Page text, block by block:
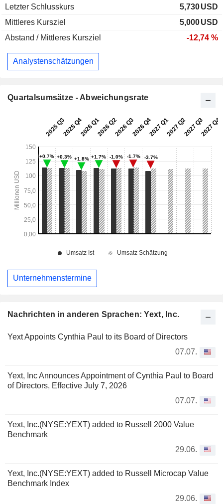
Nachrichten in anderen Sprachen: Yext, Inc.
Yext Appoints Cynthia Paul to its Board of Directors
07.07.
Yext, Inc Announces Appointment of Cynthia Paul to Board
of Directors, Effective July 7, 2026
07.07.
Yext, Inc.(NYSE:YEXT) added to Russell 2000 Value
Benchmark
29.06.
Yext, Inc.(NYSE:YEXT) added to Russell Microcap Value
Benchmark Index
29.06.
Letzter Schlusskurs
5,730USD
Mittleres Kursziel
5,000USD
Abstand / Mittleres Kursziel
-12,74 %
Analystenschätzungen
Quartalsumsätze - Abweichungsrate
Unternehmenstermine